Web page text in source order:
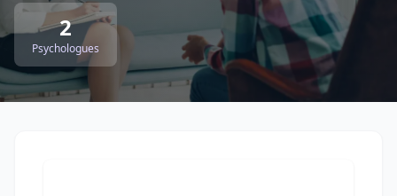
2
Psychologues